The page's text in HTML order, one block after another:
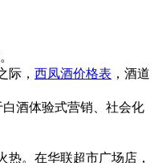
际， 西凤酒价格表 ，酒道
酒体验式营销、社会化
。在华联超市广场店，